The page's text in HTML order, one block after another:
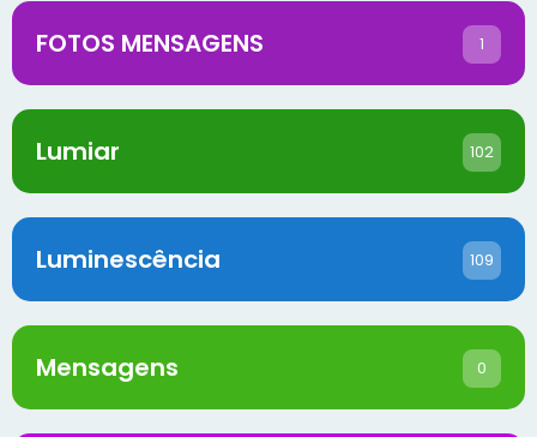
FOTOS MENSAGENS 1
Lumiar 102
Luminescência 109
Mensagens 0